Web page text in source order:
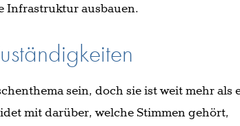
Infrastruktur ausbauen.
sein, doch sie ist weit mehr als
mit darüber, welche Stimmen gehört,